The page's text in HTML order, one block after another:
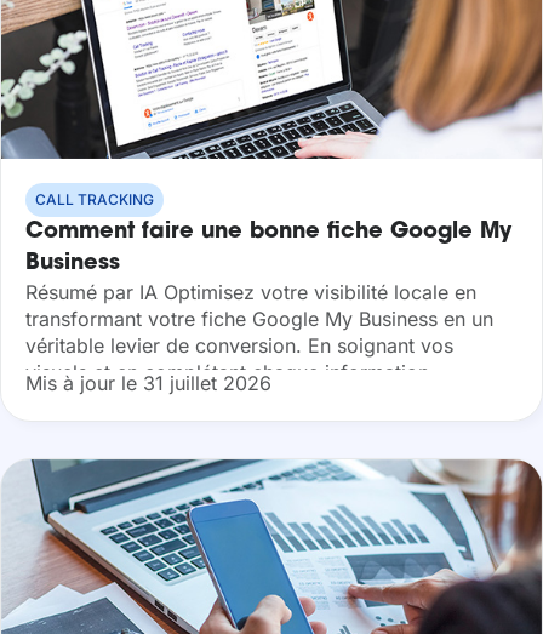
CALL TRACKING
Comment faire une bonne fiche Google My
Business
Résumé par IA Optimisez votre visibilité locale en
transformant votre fiche Google My Business en un
véritable levier de conversion. En soignant vos
visuels et en complétant chaque information
stratégique, vous boostez votre taux de clic...
Mis à jour le 31 juillet 2026